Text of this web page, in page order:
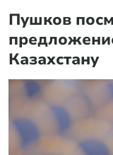
Пушков
Казахстану